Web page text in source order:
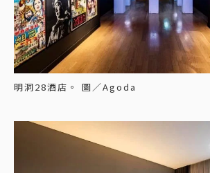
明洞28酒店。 圖／Agoda